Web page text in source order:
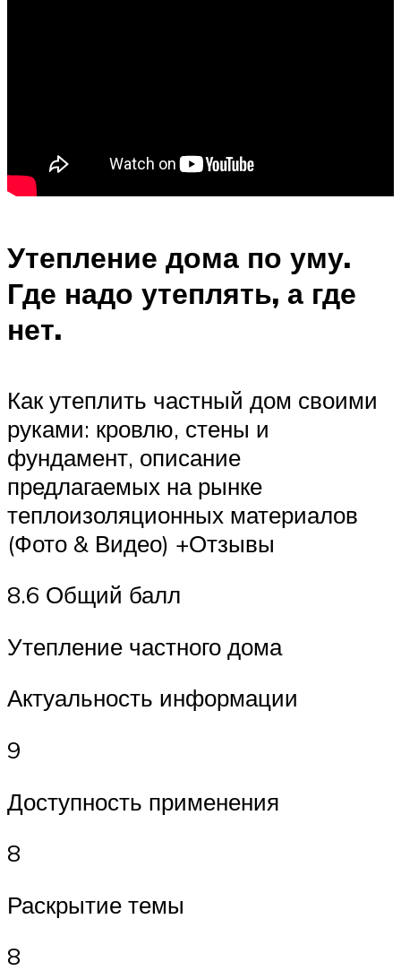
Утепление дома по уму.
Где надо утеплять, а где
нет.
Как утеплить частный дом своими
руками: кровлю, стены и
фундамент, описание
предлагаемых на рынке
теплоизоляционных материалов
(Фото & Видео) +Отзывы
8.6 Общий балл
Утепление частного дома
Актуальность информации
9
Доступность применения
8
Раскрытие темы
8